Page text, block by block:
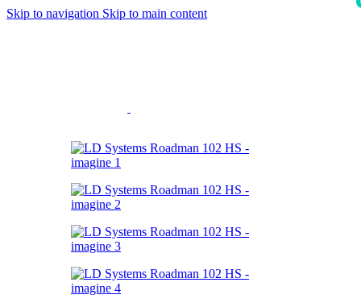
Skip to navigation Skip to main content